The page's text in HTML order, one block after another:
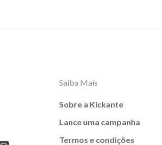
Saiba Mais
Sobre a Kickante
Lance uma campanha
Termos e condições